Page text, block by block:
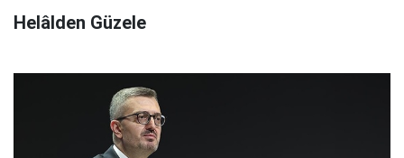
Helâlden Güzele